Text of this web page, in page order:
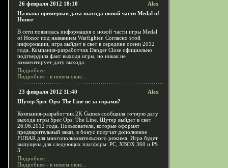
26 февраля 2012 18:10
Alex
Названа примерная дата выхода новой части Medal of
Honor
В сети появилась информация о новой части игры Medal
of Honor под названием Warfighter. Согласно этой
информации, игра выйдет в свет в середине осени 2012
года. Компания-разработчик Danger Close официально
подтвердила факт выхода игры, но никак не
комментирует дату выхода.
Подробнее...
Подробнее - в новом окне...
23 февраля 2012 11:40
Alex
Шутер Spec Ops: The Line не за горами?
Компания-разработчик 2K Games сообщила точную дату
выхода игры Spec Ops: The Line. Шутер выйдет в свет
26.06.2012 года. Пользователи, которые оформят
предварительный заказ, в бонус получат дополнение
FUBAR для многопользовательского режима. Игра будет
выпущена для следующих платформ: PC, XBOX 360 и PS
3.
Подробнее...
Подробнее - в новом окне...